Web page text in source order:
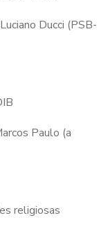
Ducci (PSB-
Paulo (a
religiosas